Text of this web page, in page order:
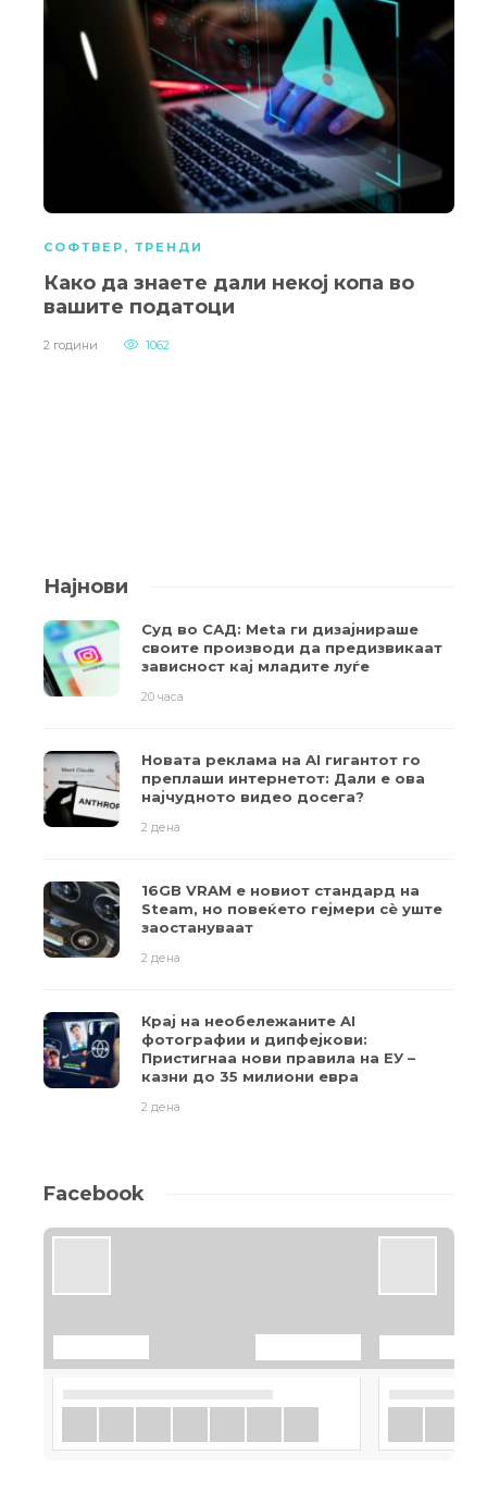
СОФТВЕР , ТРЕНДИ
Како да знаете дали некој копа во
вашите податоци
2 години 1062
Најнови
Суд во САД: Meta ги дизајнираше
своите производи да предизвикаат
зависност кај младите луѓе
20 часа
Новата реклама на AI гигантот го
преплаши интернетот: Дали е ова
најчудното видео досега?
2 дена
16GB VRAM е новиот стандард на
Steam, но повеќето гејмери ​​сè уште
заостануваат
2 дена
Крај на необележаните AI
фотографии и дипфејкови:
Пристигнаа нови правила на ЕУ –
казни до 35 милиони евра
2 дена
Facebook